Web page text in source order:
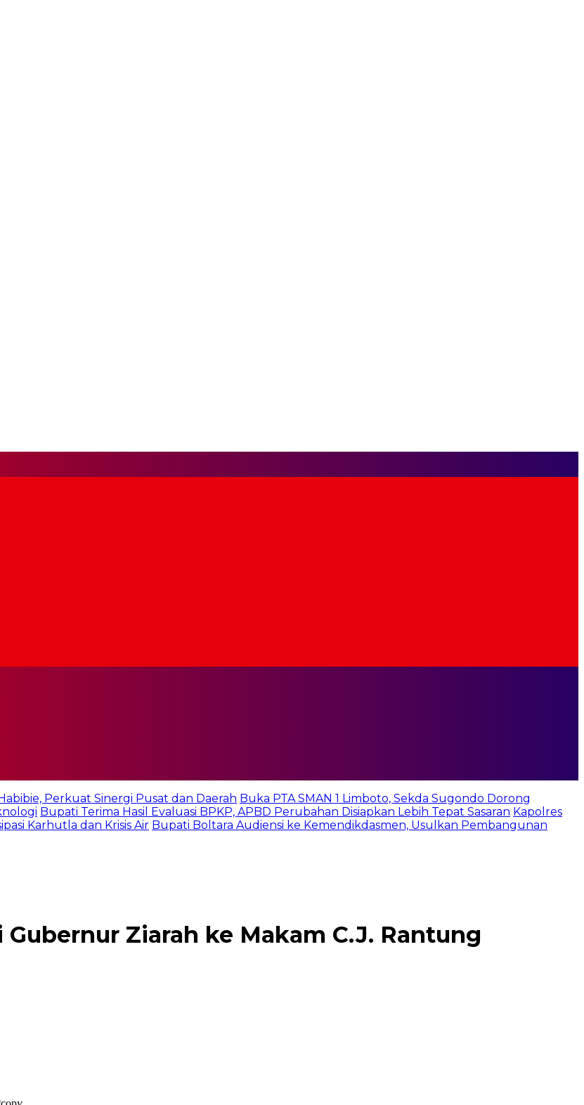
Perkuat Sinergi Pusat dan Daerah Buka PTA SMAN 1 Limboto, Sekda Sugondo Dorong
Bupati Terima Hasil Evaluasi BPKP, APBD Perubahan Disiapkan Lebih Tepat Sasaran Kapolres
Karhutla dan Krisis Air Bupati Boltara Audiensi ke Kemendikdasmen, Usulkan Pembangunan
Ziarah ke Makam C.J. Rantung